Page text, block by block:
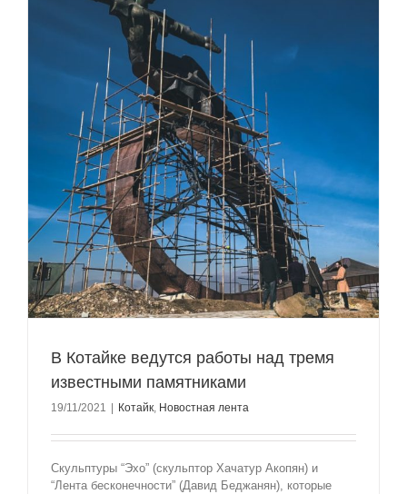
В Котайке ведутся работы над тремя
известными памятниками
19/11/2021 Котайк, Новостная лента
Скульптуры “Эхо” (скульптор Хачатур Акопян) и
“Лента бесконечности” (Давид Беджанян), которые